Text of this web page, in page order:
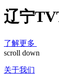
辽宁
了解更多
scroll down
关于我们